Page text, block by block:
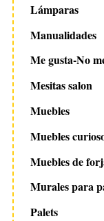
Lámparas
Manualidades
Me gusta-No
Mesitas salon
Muebles
Muebles
Muebles de
Murales para
Palets